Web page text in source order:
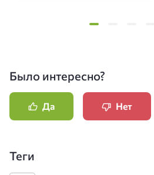
Было интересно?
Да Нет
Теги